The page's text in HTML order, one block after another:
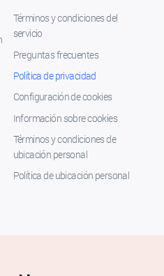
Términos y condiciones del
servicio
Preguntas frecuentes
Política de privacidad
Configuración de cookies
Información sobre cookies
Términos y condiciones de
ubicación personal
Política de ubicación personal